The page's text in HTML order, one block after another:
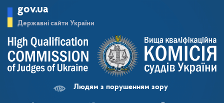
основного
матеріалу
gov.ua
Державні сайти України
Людям з порушенням зору